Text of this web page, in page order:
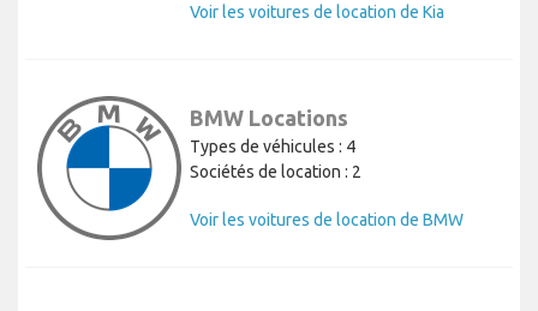
Voir les voitures de location de Kia
BMW Locations
Types de véhicules : 4
Sociétés de location : 2
Voir les voitures de location de BMW